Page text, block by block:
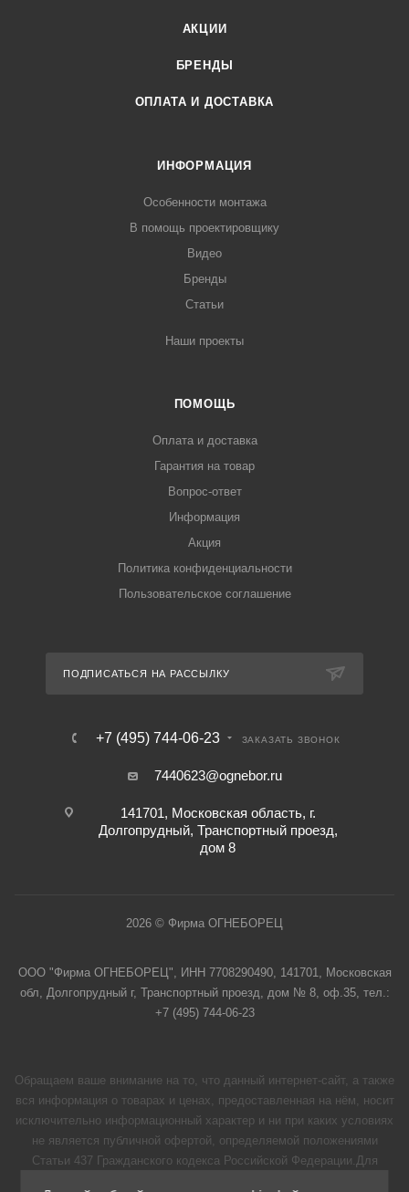
АКЦИИ
БРЕНДЫ
ОПЛАТА И ДОСТАВКА
ИНФОРМАЦИЯ
Особенности монтажа
В помощь проектировщику
Видео
Бренды
Статьи
Наши проекты
ПОМОЩЬ
Оплата и доставка
Гарантия на товар
Вопрос-ответ
Информация
Акция
Политика конфиденциальности
Пользовательское соглашение
ПОДПИСАТЬСЯ НА РАССЫЛКУ
+7 (495) 744-06-23 ЗАКАЗАТЬ ЗВОНОК
7440623@ognebor.ru
141701, Московская область, г.
Долгопрудный, Транспортный проезд,
дом 8
2026 © Фирма ОГНЕБОРЕЦ
ООО "Фирма ОГНЕБОРЕЦ", ИНН 7708290490, 141701, Московская
обл, Долгопрудный г, Транспортный проезд, дом № 8, оф.35, тел.:
+7 (495) 744-06-23
Обращаем ваше внимание на то, что данный интернет-сайт, а также
вся информация о товарах и ценах, предоставленная на нём, носит
исключительно информационный характер и ни при каких условиях
не является публичной офертой, определяемой положениями
Статьи 437 Гражданского кодекса Российской Федерации.Для